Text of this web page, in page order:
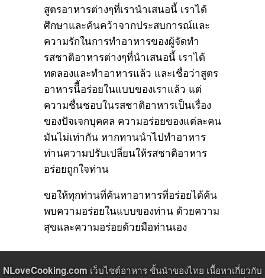
สูตรอาหารต่างๆที่เรานำเสนอนี้ เราได้
ศึกษาและค้นคว้าจากประสบการณ์และ
ความรักในการทำอาหารของผู้จัดทำ
รสชาติอาหารต่างๆที่นำเสนอนี้ เราได้
ทดลองและทำอาหารแล้ว และเชื่อว่าสูตร
อาหารนีี้อร่อยในแบบของเราแล้ว แต่
ความชื่นชอบในรสชาติอาหารเป็นเรื่อง
ของปัจเจกบุคคล ความอร่อยของแต่ละคน
มันไม่เท่ากัน หากทานนำไปทำอาหาร
ท่านความปรับเปลี่ยนให้รสชาติอาหาร
อร่อยถูกใจท่าน
ขอให้ทุกท่านที่ค้นหาอาหารที่อร่อยได้ค้น
พบความอร่อยในแบบของท่าน ด้วยความ
สุขและความอร่อยด้วยมือท่านเอง
NLoveCooking.com เว็บไซต์อาหาร ชั้นนำของไทย เนื้อหาเกี่ยวกับ